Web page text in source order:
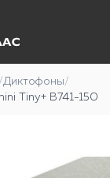
/Диктофоны/
Tiny+ В741-150